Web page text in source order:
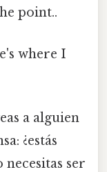
point..
where I
a alguien
¿estás
necesitas ser